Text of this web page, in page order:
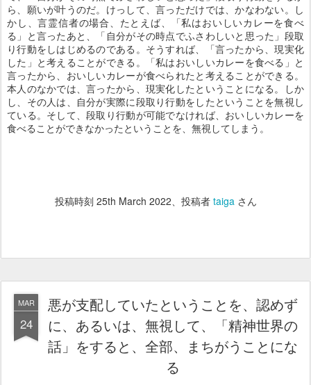
ら、願いが叶うのだ。けっして、言っただけでは、かなわない。し
かし、言霊信者の場合、たとえば、「私はおいしいカレーを食べ
る」と言ったあと、「自分がその時点でふさわしいと思った」段取
り行動をしはじめるのである。そうすれば、「言ったから、現実化
した」と考えることができる。「私はおいしいカレーを食べる」と
言ったから、おいしいカレーが食べられたと考えることができる。
本人のなかでは、言ったから、現実化したということになる。しか
し、その人は、自分が実際に段取り行動をしたということを無視し
ている。そして、段取り行動が可能でなければ、おいしいカレーを
食べることができなかったということを、無視してしまう。
投稿時刻 25th March 2022、投稿者 taigaさん
MAR
24
悪が支配していたということを、認めず
に、あるいは、無視して、「精神世界の
話」をすると、全部、まちがうことにな
る